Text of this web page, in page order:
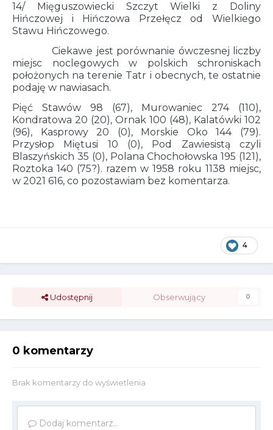
14/ Mięguszowiecki Szczyt Wielki z Doliny
Hińczowej i Hińczowa Przełęcz od Wielkiego
Stawu Hińczowego.
Ciekawe jest porównanie ówczesnej liczby
miejsc noclegowych w polskich schroniskach
położonych na terenie Tatr i obecnych, te ostatnie
podaję w nawiasach.
Pięć Stawów 98 (67), Murowaniec 274 (110),
Kondratowa 20 (20), Ornak 100 (48), Kalatówki 102
(96), Kasprowy 20 (0), Morskie Oko 144 (79).
Przysłop Miętusi 10 (0), Pod Zawiesistą czyli
Blaszyńskich 35 (0), Polana Chochołowska 195 (121),
Roztoka 140 (75?). razem w 1958 roku 1138 miejsc,
w 2021 616, co pozostawiam bez komentarza.
4
Udostępnij Obserwujący 0
0 komentarzy
Brak komentarzy do wyświetlenia
Dodaj komentarz...